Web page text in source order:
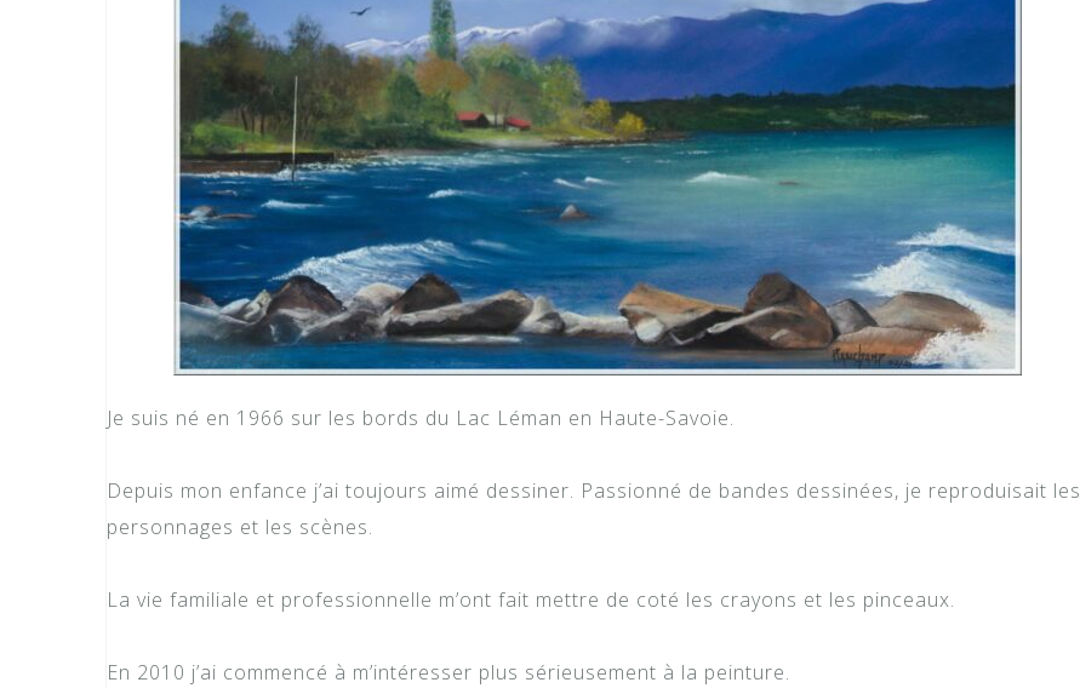
Je suis né en 1966 sur les bords du Lac Léman en Haute-Savoie.
Depuis mon enfance j’ai toujours aimé dessiner. Passionné de bandes dessinées, je reproduisait les
personnages et les scènes.
La vie familiale et professionnelle m’ont fait mettre de coté les crayons et les pinceaux.
En 2010 j’ai commencé à m’intéresser plus sérieusement à la peinture.